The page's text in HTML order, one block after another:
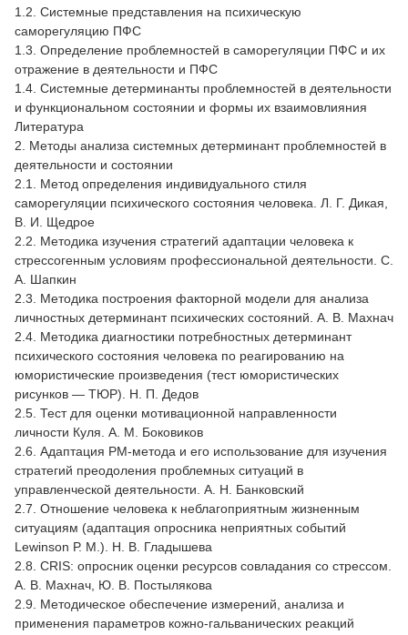
1.2. Системные представления на психическую
саморегуляцию ПФС
1.3. Определение проблемностей в саморегуляции ПФС и их
отражение в деятельности и ПФС
1.4. Системные детерминанты проблемностей в деятельности
и функциональном состоянии и формы их взаимовлияния
Литература
2. Методы анализа системных детерминант проблемностей в
деятельности и состоянии
2.1. Метод определения индивидуального стиля
саморегуляции психического состояния человека. Л. Г. Дикая,
В. И. Щедрое
2.2. Методика изучения стратегий адаптации человека к
стрессогенным условиям профессиональной деятельности. С.
А. Шапкин
2.3. Методика построения факторной модели для анализа
личностных детерминант психических состояний. А. В. Махнач
2.4. Методика диагностики потребностных детерминант
психического состояния человека по реагированию на
юмористические произведения (тест юмористических
рисунков — ТЮР). Н. П. Дедов
2.5. Тест для оценки мотивационной направленности
личности Куля. А. М. Боковиков
2.6. Адаптация РМ-метода и его использование для изучения
стратегий преодоления проблемных ситуаций в
управленческой деятельности. А. Н. Банковский
2.7. Отношение человека к неблагоприятным жизненным
ситуациям (адаптация опросника неприятных событий
Lewinson Р. М.). Н. В. Гладышева
2.8. CRIS: опросник оценки ресурсов совладания со стрессом.
А. В. Махнач, Ю. В. Постылякова
2.9. Методическое обеспечение измерений, анализа и
применения параметров кожно-гальванических реакций